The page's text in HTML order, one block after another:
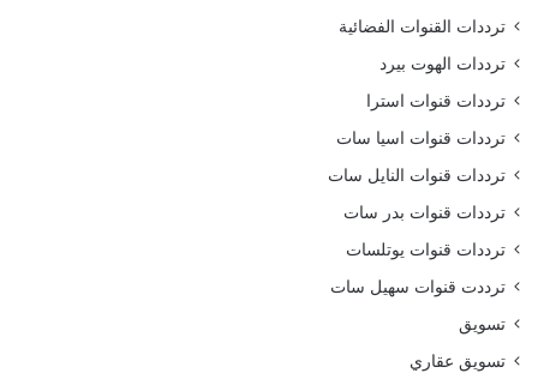
ترددات القنوات الفضائية
ترددات الهوت بيرد
ترددات قنوات استرا
ترددات قنوات اسيا سات
ترددات قنوات النايل سات
ترددات قنوات بدر سات
ترددات قنوات يوتلسات
ترددت قنوات سهيل سات
تسويق
تسويق عقاري